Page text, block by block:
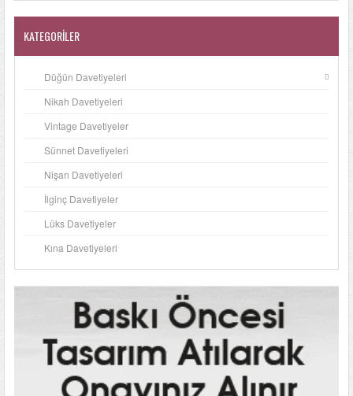
KATEGORILER
Düğün Davetiyeleri
Nikah Davetiyeleri
Vintage Davetiyeler
Sünnet Davetiyeleri
Nişan Davetiyeleri
İlginç Davetiyeler
Lüks Davetiyeler
Kına Davetiyeleri